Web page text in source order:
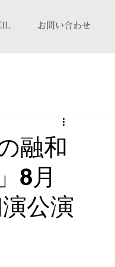
お問い合わせ
融和
8月
公演